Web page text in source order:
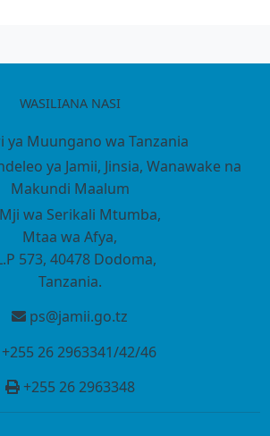
WASILIANA NASI
ya Muungano wa Tanzania
ya Jamii, Jinsia, Wanawake na
Makundi Maalum
wa Serikali Mtumba,
Mtaa wa Afya,
573, 40478 Dodoma,
Tanzania.
ps@jamii.go.tz
26 2963341/42/46
+255 26 2963348